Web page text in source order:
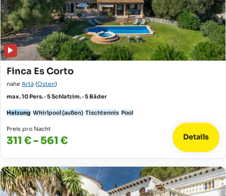
Finca Es Corto
nahe Artà (Osten)
max. 10 Pers. · 5 Schlafzim. · 5 Bäder
Heizung Whirlpool (außen) Tischtennis Pool
Preis pro Nacht
311 € - 561 € Details